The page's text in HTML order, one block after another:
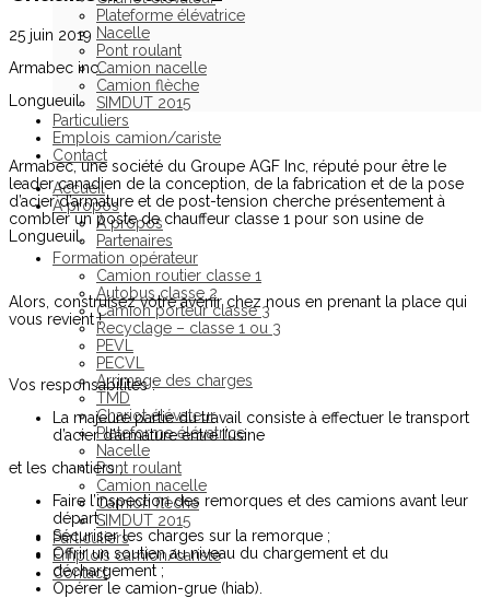
Plateforme élévatrice
Nacelle
Pont roulant
Camion nacelle
Camion flèche
SIMDUT 2015
Particuliers
Emplois camion/cariste
Contact
Accueil
À propos
À propos
Partenaires
Formation opérateur
Camion routier classe 1
Autobus classe 2
Camion porteur classe 3
Recyclage – classe 1 ou 3
PEVL
PECVL
Arrimage des charges
TMD
Chariot élévateur
Plateforme élévatrice
Nacelle
Pont roulant
Camion nacelle
Camion flèche
SIMDUT 2015
Particuliers
Emplois camion/cariste
Contact
25 juin 2019
Armabec inc.
Longueuil
Armabec, une société du Groupe AGF Inc, réputé pour être le
leader canadien de la conception, de la fabrication et de la pose
d’acier d’armature et de post-tension cherche présentement à
combler un poste de chauffeur classe 1 pour son usine de
Longueuil.
Alors, construisez votre avenir chez nous en prenant la place qui
vous revient !
Vos responsabilités :
La majeure partie du travail consiste à effectuer le transport
d’acier d’armature entre l’usine
et les chantiers ;
Faire l’inspection des remorques et des camions avant leur
départ ;
Sécuriser les charges sur la remorque ;
Offrir un soutien au niveau du chargement et du
déchargement ;
Opérer le camion-grue (hiab).